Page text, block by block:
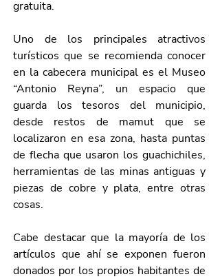
gratuita.
Uno de los principales atractivos
turísticos que se recomienda conocer
en la cabecera municipal es el Museo
“Antonio Reyna”, un espacio que
guarda los tesoros del municipio,
desde restos de mamut que se
localizaron en esa zona, hasta puntas
de flecha que usaron los guachichiles,
herramientas de las minas antiguas y
piezas de cobre y plata, entre otras
cosas.
Cabe destacar que la mayoría de los
artículos que ahí se exponen fueron
donados por los propios habitantes de